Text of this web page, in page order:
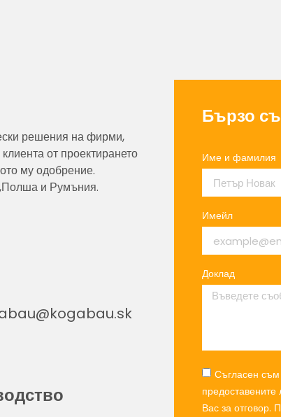
решения на фирми,
от проектирането
му одобрение.
и Румъния.
Бързо
Име и фамилия
Имейл
Доклад
Съгласен съм
Вас за отговор.